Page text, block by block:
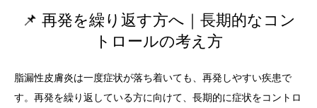
📌 再発を繰り返す方へ｜長期的なコン
トロールの考え方
脂漏性皮膚炎は一度症状が落ち着いても、再発しやすい疾患で
す。再発を繰り返している方に向けて、長期的に症状をコントロ